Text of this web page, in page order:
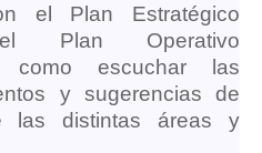
el Plan Estratégico
Plan Operativo
como escuchar las
y sugerencias de
las distintas áreas y